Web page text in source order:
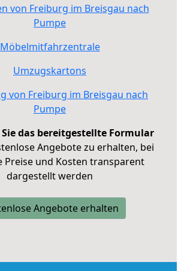
von Freiburg im Breisgau nach
Pumpe
Möbelmitfahrzentrale
Umzugskartons
von Freiburg im Breisgau nach
Pumpe
das bereitgestellte Formular
Angebote zu erhalten, bei
Preise und Kosten transparent
dargestellt werden
Angebote erhalten